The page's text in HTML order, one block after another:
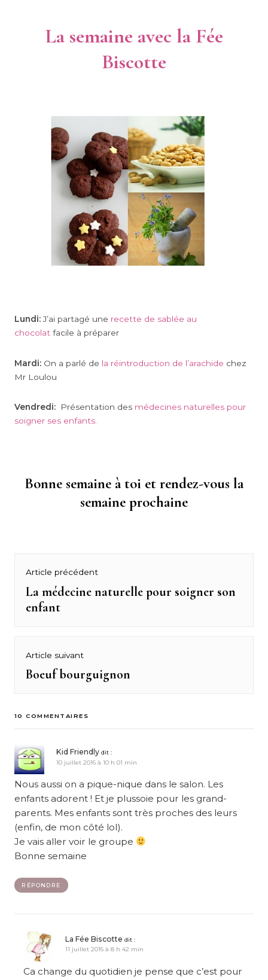
La semaine avec la Fée
Biscotte
Lundi:J’ai partagé une recette de sablée au
chocolat facile à préparer
Mardi: On a parlé de la réintroduction de l’arachide chez
Mr Loulou
Vendredi: Présentation des médecines naturelles pour
soigner ses enfants.
Bonne semaine à toi et rendez-vous la
semaine prochaine
Navigation
de
l’article
Article précédent
Previous
post:
La médecine naturelle pour soigner son
enfant
Article suivant
Next
Boeuf bourguignon
10 COMMENTAIRES
Kid Friendly dit :
10 juillet 2016 à 10 h 01 min
Nous aussi on a pique-nique dans le salon. Les
enfants adorent ! Et je plussoie pour les grand-
parents. Mes enfants sont très proches des leurs
(enfin, de mon côté lol).
Je vais aller voir le groupe
Bonne semaine
RÉPONDRE
La Fée Biscotte dit :
11 juillet 2016 à 8 h 42 min
Ca change du quotidien je pense que c’est pour